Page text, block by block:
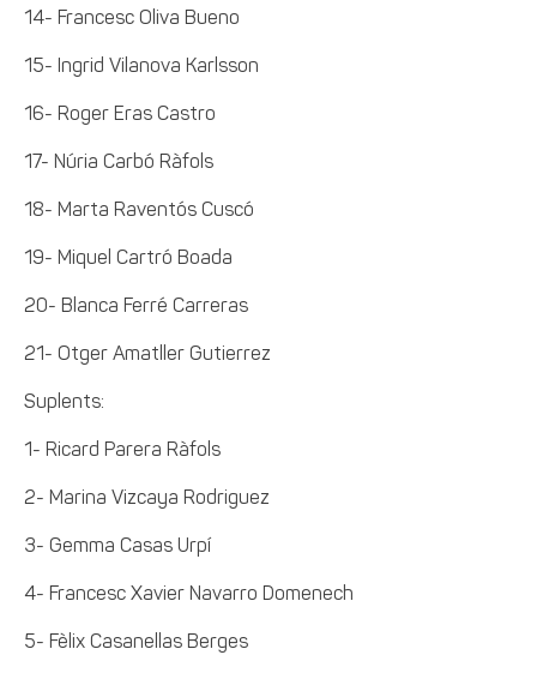
14- Francesc Oliva Bueno
15- Ingrid Vilanova Karlsson
16- Roger Eras Castro
17- Núria Carbó Ràfols
18- Marta Raventós Cuscó
19- Miquel Cartró Boada
20- Blanca Ferré Carreras
21- Otger Amatller Gutierrez
Suplents:
1- Ricard Parera Ràfols
2- Marina Vizcaya Rodriguez
3- Gemma Casas Urpí
4- Francesc Xavier Navarro Domenech
5- Fèlix Casanellas Berges